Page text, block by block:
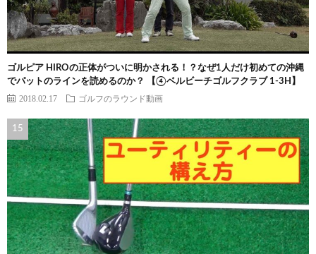
ゴルピア HIROの正体がついに明かされる！？なぜ1人だけ初めての沖縄
でパットのラインを読めるのか？ 【④ベルビーチゴルフクラブ 1-3H】
2018.02.17 ゴルフのラウンド動画